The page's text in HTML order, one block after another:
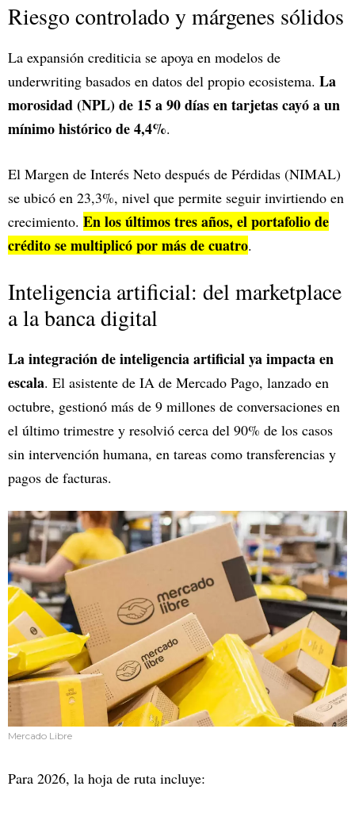
Riesgo controlado y márgenes sólidos
La expansión crediticia se apoya en modelos de
underwriting basados en datos del propio ecosistema. La
morosidad (NPL) de 15 a 90 días en tarjetas cayó a un
mínimo histórico de 4,4%.
El Margen de Interés Neto después de Pérdidas (NIMAL)
se ubicó en 23,3%, nivel que permite seguir invirtiendo en
crecimiento. En los últimos tres años, el portafolio de
crédito se multiplicó por más de cuatro.
Inteligencia artificial: del marketplace
a la banca digital
La integración de inteligencia artificial ya impacta en
escala. El asistente de IA de Mercado Pago, lanzado en
octubre, gestionó más de 9 millones de conversaciones en
el último trimestre y resolvió cerca del 90% de los casos
sin intervención humana, en tareas como transferencias y
pagos de facturas.
Mercado Libre
Para 2026, la hoja de ruta incluye: